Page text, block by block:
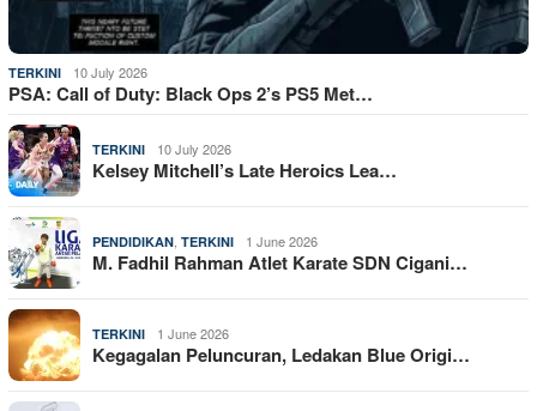
TERKINI 10 July 2026
PSA: Call of Duty: Black Ops 2’s PS5 Met…
TERKINI 10 July 2026
Kelsey Mitchell’s Late Heroics Lea…
PENDIDIKAN TERKINI 1 June 2026
M. Fadhil Rahman Atlet Karate SDN Cigani…
TERKINI 1 June 2026
Kegagalan Peluncuran, Ledakan Blue Origi…